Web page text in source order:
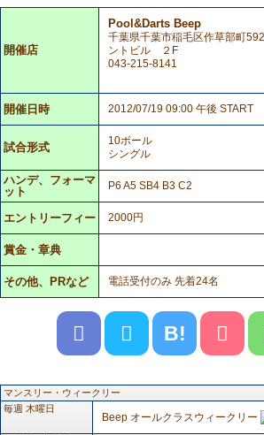
開催店
Pool&Darts Beep
千葉県千葉市稲毛区作草部町
ントビル ２F
043-215-8141
開催日時 2012/07/19 09:00 午後 START
試合形式
10ボール
シングル
ハンデ、フォーマ
ット
P6 A5 SB4 B3 C2
エントリーフィー 2000円
賞金・章典
その他、PRなど 電話受付のみ 先着24名
B!
マンスリー・ウィークリー
毎週 木曜日
Beep オールクラスウィークリー